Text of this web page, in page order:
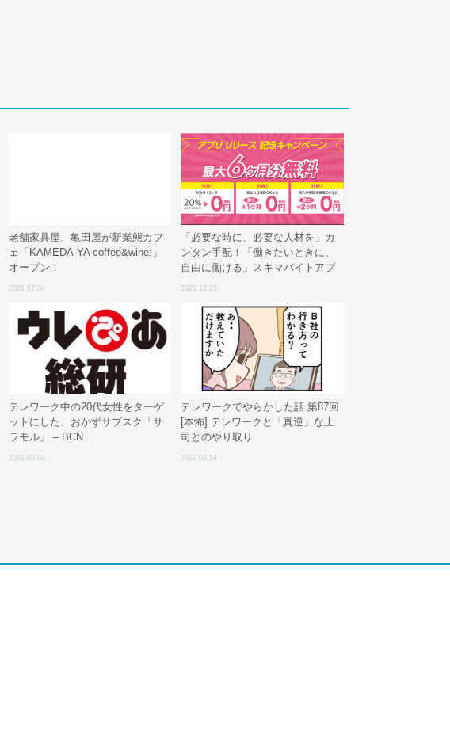
老舗家具屋、亀田屋が新業態カフ
ェ「KAMEDA-YA coffee&wine;」
オープン！
2021.07.04
「必要な時に、必要な人材を」カ
ンタン手配！「働きたいときに、
自由に働ける」スキマバイトアプ
2021.12.23
テレワーク中の20代女性をターゲ
ットにした、おかずサブスク「サ
ラモル」 – BCN
2021.08.03
テレワークでやらかした話 第87回
[本怖] テレワークと「真逆」な上
司とのやり取り
2022.02.14